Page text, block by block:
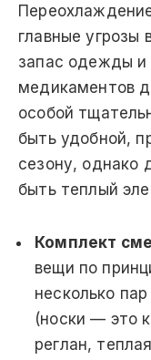
главные угрозы
запас одежды и
медикаментов
особой
быть удобной,
сезону, однако
быть теплый
Комплект
вещи по
несколько
(носки — это
реглан,